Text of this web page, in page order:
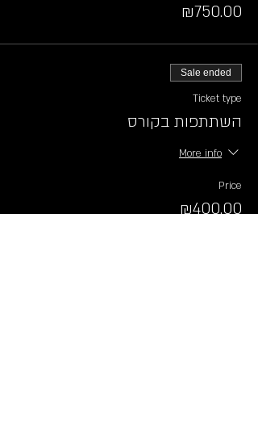
₪750.00
Sale ended
Ticket type
השתתפות בקורס
More info
Price
₪400.00